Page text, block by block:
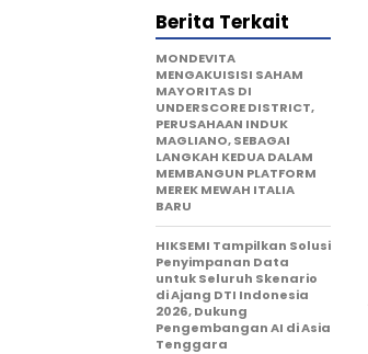
Berita Terkait
MONDEVITA
MENGAKUISISI SAHAM
MAYORITAS DI
UNDERSCORE DISTRICT,
PERUSAHAAN INDUK
MAGLIANO, SEBAGAI
LANGKAH KEDUA DALAM
MEMBANGUN PLATFORM
MEREK MEWAH ITALIA
BARU
HIKSEMI Tampilkan Solusi
Penyimpanan Data
untuk Seluruh Skenario
di Ajang DTI Indonesia
2026, Dukung
Pengembangan AI di Asia
Tenggara